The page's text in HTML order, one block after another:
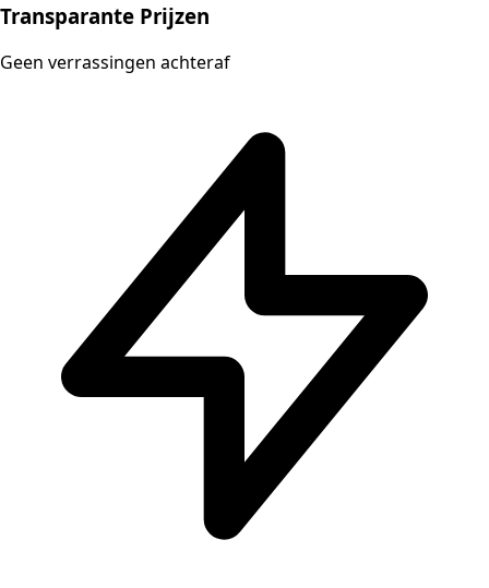
Transparante Prijzen
Geen verrassingen achteraf